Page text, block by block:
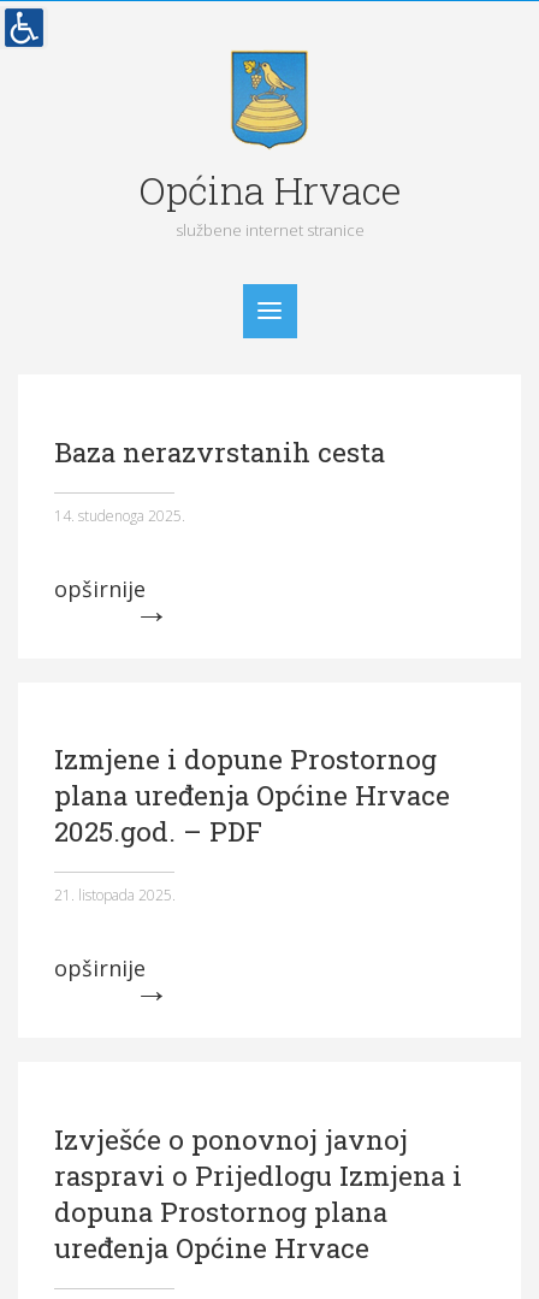
Općina Hrvace
službene internet stranice
Vijesti
Obavijesti
Općinska tijela
Baza nerazvrstanih cesta
14. studenoga 2025.
opširnije
Izmjene i dopune Prostornog
plana uređenja Općine Hrvace
2025.god. – PDF
21. listopada 2025.
opširnije
Izvješće o ponovnoj javnoj
raspravi o Prijedlogu Izmjena i
dopuna Prostornog plana
uređenja Općine Hrvace